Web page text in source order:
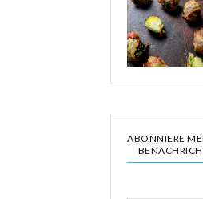
ABONNIERE